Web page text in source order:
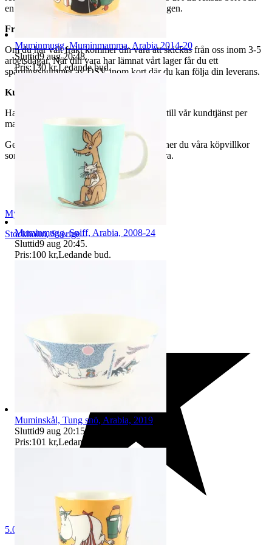
en avgift på 84 kr dras av från återbetalningen.
Frakt
Om du har valt frakt kommer din vara att skickas från oss inom 3-5
arbetsdagar. När din vara har lämnat vårt lager får du ett
spårningsnummer av DSV inom kort där du kan följa din leverans.
Kundservice
Har du frågor eller funderingar hör av dig till vår kundtjänst per
mail:
webbshop@myrorna.se
Genom att buda på våra annonser godkänner du våra köpvillkor
som du hittar på vår infosida här på Tradera.
Myrorna
Stockholm,Sverige
5.0
Muminmugg, Muminmamma, Arabia 2014-20
Sluttid9 aug 20:48.
Pris:130 kr,Ledande bud.
Muminmugg, Sniff, Arabia, 2008-24
Sluttid9 aug 20:45.
Pris:100 kr,Ledande bud.
Muminskål, Tung snö, Arabia, 2019
Sluttid9 aug 20:15.
Pris:101 kr,Ledande bud